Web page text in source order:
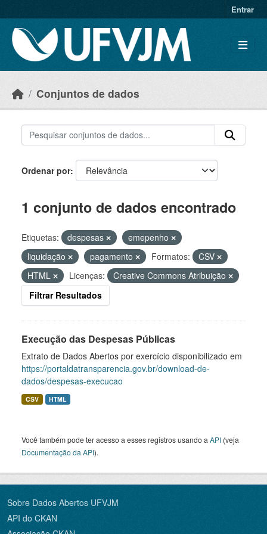
Entrar
Conjuntos de dados
Ordenar por
1 conjunto de dados encontrado
Etiquetas: despesas
emepenho
liquidação
pagamento Formatos:
CSV
HTML
Licenças:
Creative Commons Atribuição
Filtrar Resultados
Execução das Despesas Públicas
Extrato de Dados Abertos por exercício disponibilizado em
https://portaldatransparencia.gov.br/download-de-
dados/despesas-execucao
CSV HTML
Você também pode ter acesso a esses registros usando a API (veja
Documentação da API).
Sobre Dados Abertos UFVJM
API do CKAN